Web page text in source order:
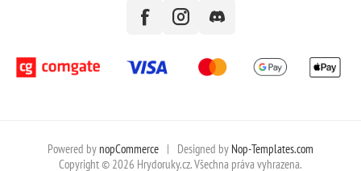
Powered by nopCommerce | Designed by Nop-Templates.com
Copyright © 2026 Hrydoruky.cz. Všechna práva vyhrazena.